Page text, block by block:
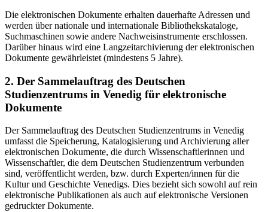
Die elektronischen Dokumente erhalten dauerhafte Adressen und
werden über nationale und internationale Bibliothekskataloge,
Suchmaschinen sowie andere Nachweisinstrumente erschlossen.
Darüber hinaus wird eine Langzeitarchivierung der elektronischen
Dokumente gewährleistet (mindestens 5 Jahre).
2. Der Sammelauftrag des Deutschen
Studienzentrums in Venedig für elektronische
Dokumente
Der Sammelauftrag des Deutschen Studienzentrums in Venedig
umfasst die Speicherung, Katalogisierung und Archivierung aller
elektronischen Dokumente, die durch Wissenschaftlerinnen und
Wissenschaftler, die dem Deutschen Studienzentrum verbunden
sind, veröffentlicht werden, bzw. durch Experten/innen für die
Kultur und Geschichte Venedigs. Dies bezieht sich sowohl auf rein
elektronische Publikationen als auch auf elektronische Versionen
gedruckter Dokumente.